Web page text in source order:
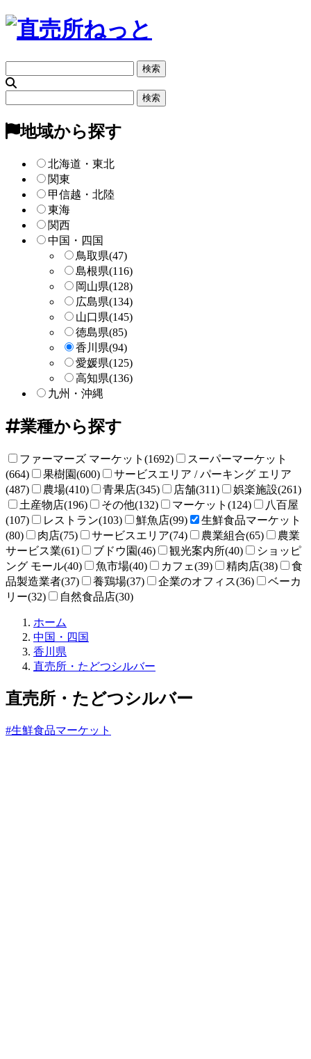
リ
索
ー
検
地域から探す
北海道・東北
関東
甲信越・北陸
東海
関西
中国・四国
鳥取県(47)
島根県(116)
岡山県(128)
広島県(134)
山口県(145)
徳島県(85)
香川県(94)
愛媛県(125)
高知県(136)
九州・沖縄
業種から探す
ファーマーズ マーケット(1692)
スーパーマーケット
(664)
果樹園(600)
サービスエリア / パーキング エリア
(487)
農場(410) 青果店(345) 店舗(311)
娯楽施設(261)
土産物店(196)
その他(132) マーケット(124)
八百屋
(107)
レストラン(103) 鮮魚店(99)
生鮮食品マーケット
(80)
肉店(75) サービスエリア(74) 農業組合(65)
農業
サービス業(61)
ブドウ園(46) 観光案内所(40)
ショッピ
ング モール(40)
魚市場(40) カフェ(39) 精肉店(38)
食
品製造業者(37)
養鶏場(37) 企業のオフィス(36)
ベーカ
リー(32)
自然食品店(30)
ホーム
売
ね
と
中国・四国
香川県
直売所・たどつシルバー
直売所・たどつシルバー
#生鮮食品マーケット